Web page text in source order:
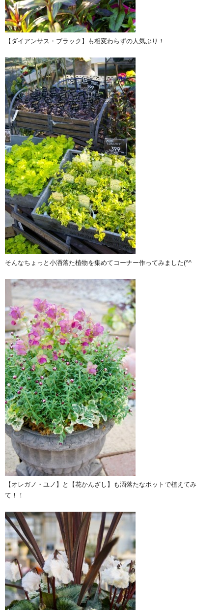
【ダイアンサス・ブラック】も相変わらずの人気ぶり！
そんなちょっと小洒落た植物を集めてコーナー作ってみました(^^ゞ
【オレガノ・ユノ】と【花かんざし】も洒落たなポットで植えてみ
て！！